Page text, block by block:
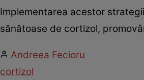
Implementarea acestor
sănătoase de cortizol,
Andreea Fecioru
cortizol